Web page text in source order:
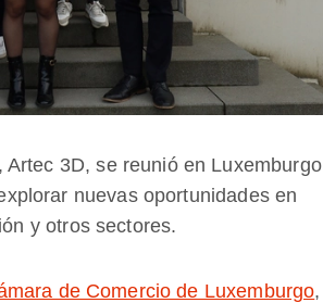
3D, se reunió en
nuevas oportunidades en
y otros sectores.
de Comercio de Luxemburgo